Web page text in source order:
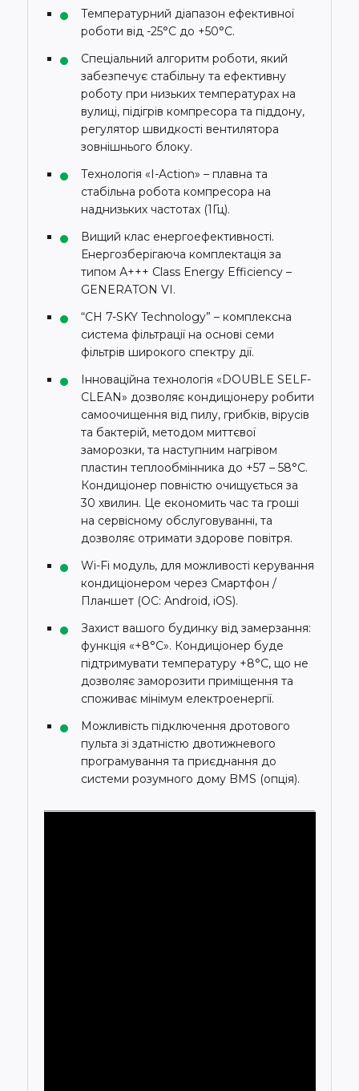
Температурний діапазон ефективної
роботи від -25°С до +50°С.
Спеціальний алгоритм роботи, який
забезпечує стабільну та ефективну
роботу при низьких температурах на
вулиці, підігрів компресора та піддону,
регулятор швидкості вентилятора
зовнішнього блоку.
Технологія «I-Action» – плавна та
стабільна робота компресора на
наднизьких частотах (1Гц).
Вищий клас енергоефективності.
Енергозберігаюча комплектація за
типом А+++ Class Energy Efficiency –
GENERATON VI.
“CH 7-SKY Technology” – комплексна
система фільтрації на основі семи
фільтрів широкого спектру дії.
Інноваційна технологія «DOUBLE SELF-
CLEAN» дозволяє кондиціонеру робити
самоочищення від пилу, грибків, вірусів
та бактерій, методом миттєвої
заморозки, та наступним нагрівом
пластин теплообмінника до +57 – 58°C.
Кондиціонер повністю очищується за
30 хвилин. Це економить час та гроші
на сервісному обслуговуванні, та
дозволяє отримати здорове повітря.
Wi-Fi модуль, для можливості керування
кондиціонером через Смартфон /
Планшет (ОС: Android, iOS).
Захист вашого будинку від замерзання:
функція «+8°С». Кондиціонер буде
підтримувати температуру +8°С, що не
дозволяє заморозити приміщення та
споживає мінімум електроенергії.
Можливість підключення дротового
пульта зі здатністю двотижневого
програмування та приєднання до
системи розумного дому BMS (опція).